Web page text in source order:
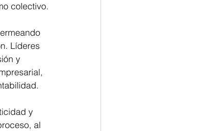
colectivo.
Líderes
y
y
al